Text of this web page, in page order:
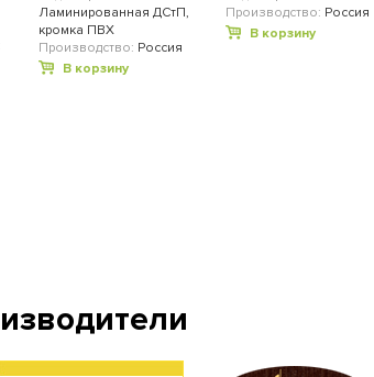
Ламинированная ДСтП,
кромка ПВХ
Производство: Россия
В корзину
Производство: Россия
В корзину